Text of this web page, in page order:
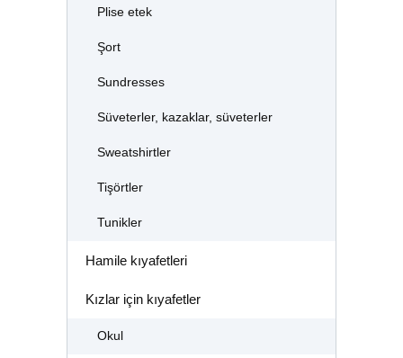
Plise etek
Şort
Sundresses
Süveterler, kazaklar, süveterler
Sweatshirtler
Tişörtler
Tunikler
Hamile kıyafetleri
Kızlar için kıyafetler
Okul